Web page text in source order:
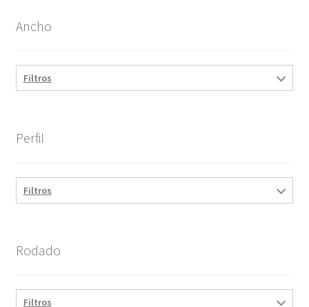
Ancho
Filtros
Perfil
Filtros
Rodado
Filtros